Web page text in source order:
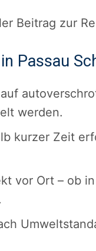
Beitrag zur
Passau
werden.
kurzer Zeit
vor Ort – ob